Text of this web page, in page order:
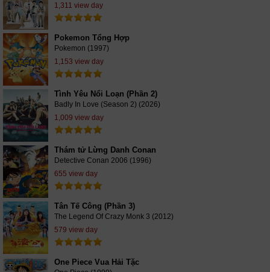
1,311 view day
Pokemon Tổng Hợp
Pokemon (1997)
1,153 view day
Tình Yêu Nổi Loạn (Phần 2)
Badly In Love (Season 2) (2026)
1,009 view day
Thám tử Lừng Danh Conan
Detective Conan 2006 (1996)
655 view day
Tân Tế Công (Phần 3)
The Legend Of Crazy Monk 3 (2012)
579 view day
One Piece Vua Hải Tặc